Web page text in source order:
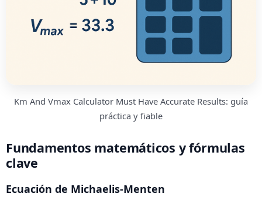
Km And Vmax Calculator Must Have Accurate Results: guía
práctica y fiable
Fundamentos matemáticos y fórmulas
clave
Ecuación de Michaelis‑Menten